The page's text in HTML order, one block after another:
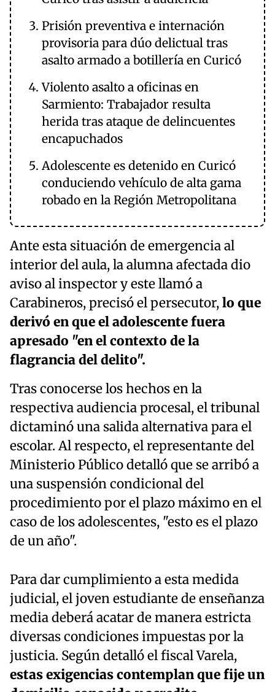
Prisión preventiva e internación
provisoria para dúo delictual tras
asalto armado a botillería en Curicó
Violento asalto a oficinas en
Sarmiento: Trabajador resulta
herida tras ataque de delincuentes
encapuchados
Adolescente es detenido en Curicó
conduciendo vehículo de alta gama
robado en la Región Metropolitana
Ante esta situación de emergencia al
interior del aula, la alumna afectada dio
aviso al inspector y este llamó a
Carabineros, precisó el persecutor,lo que
derivó en que el adolescente fuera
apresado "en el contexto de la
flagrancia del delito".
Tras conocerse los hechos en la
respectiva audiencia procesal, el tribunal
dictaminó una salida alternativa para el
escolar. Al respecto, el representante del
Ministerio Público detalló que se arribó a
una suspensión condicional del
procedimiento por el plazo máximo en el
caso de los adolescentes, "esto es el plazo
de un año".
Para dar cumplimiento a esta medida
judicial, el joven estudiante de enseñanza
media deberá acatar de manera estricta
diversas condiciones impuestas por la
justicia. Según detalló el fiscal Varela,
estas exigencias contemplan que fije un